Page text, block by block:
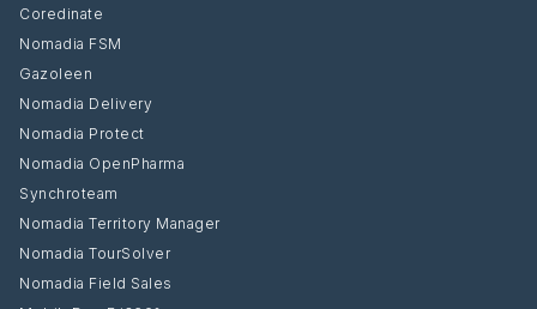
Coredinate
Nomadia FSM
Gazoleen
Nomadia Delivery
Nomadia Protect
Nomadia OpenPharma
Synchroteam
Nomadia Territory Manager
Nomadia TourSolver
Nomadia Field Sales